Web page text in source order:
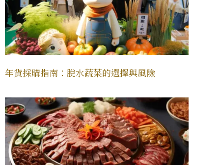
年貨採購指南：脫水蔬菜的選擇與風險